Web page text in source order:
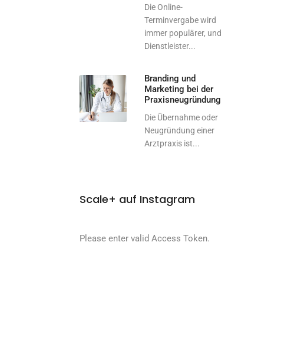
Die Online-
Terminvergabe wird
immer populärer, und
Dienstleister...
Branding und
Marketing bei der
Praxisneugründung
Die Übernahme oder
Neugründung einer
Arztpraxis ist...
Scale+ auf Instagram
Please enter valid Access Token.